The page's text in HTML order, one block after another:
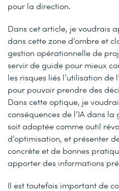
pour la direction.
Dans cet article, je voudrais
dans cette zone d’ombre et
gestion opérationnelle de
servir de guide pour mieux
les risques liés l’utilisation de l’
pour pouvoir prendre des
Dans cette optique, je
conséquences de l’IA dans
soit adoptée comme outil
d’optimisation, et présenter
concrète et de bonnes
apporter des informations
Il est toutefois important de